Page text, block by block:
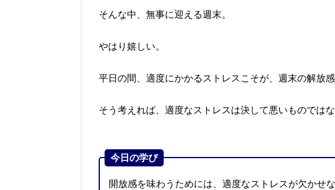
そんな中、無事に迎える週末。
やはり嬉しい。
平日の間、適度にかかるストレスこそが、週末の解放
そう考えれば、適度なストレスは決して悪いものではな
今日の学び
開放感を味わうためには、適度なストレスが欠かせな